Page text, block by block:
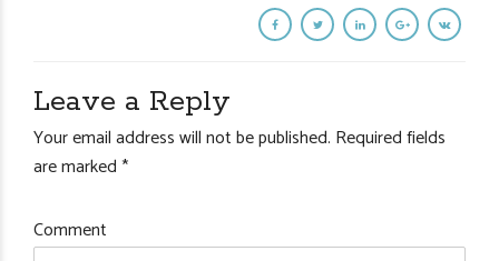
Leave a Reply
Your email address will not be published. Required fields
are marked *
Comment